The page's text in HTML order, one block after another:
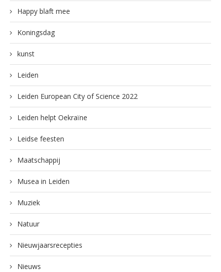
Happy blaft mee
Koningsdag
kunst
Leiden
Leiden European City of Science 2022
Leiden helpt Oekraïne
Leidse feesten
Maatschappij
Musea in Leiden
Muziek
Natuur
Nieuwjaarsrecepties
Nieuws